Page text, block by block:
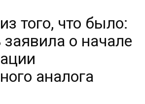
того, что было:
заявила о начале
аналога